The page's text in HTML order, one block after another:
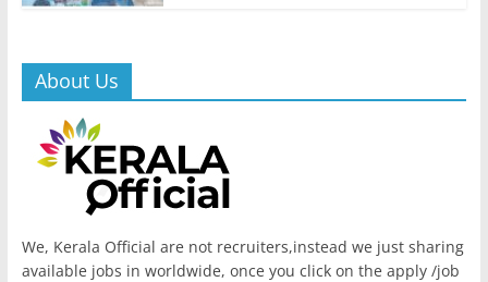
About Us
We, Kerala Official are not recruiters,instead we just sharing
available jobs in worldwide, once you click on the apply /job